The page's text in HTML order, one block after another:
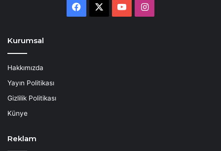
Facebook YouTubeInstagram
Kurumsal
Hakkımızda
Yayın Politikası
Gizlilik Politikası
Künye
Reklam